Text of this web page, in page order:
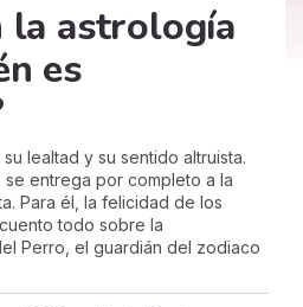
la astrología
es
lealtad y su sentido altruista.
entrega por completo a la
Para él, la felicidad de los
todo sobre la
Perro, el guardián del zodiaco